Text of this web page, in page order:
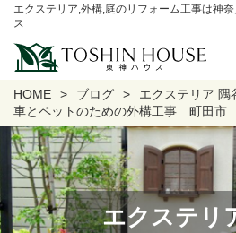
エクステリア,外構,庭のリフォーム工事は神
ス
HOME ブログ
エクステリア 隅
車とペットのための外構工事 町田市
エクステリ